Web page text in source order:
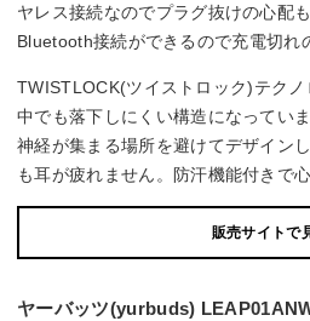
ヤレス接続なのでプラグ抜けの心配
Bluetooth接続ができるので充電切れ
TWISTLOCK(ツイストロック)テク
中でも落下しにくい構造になってい
神経が集まる場所を避けてデザイン
も耳が疲れません。防汗機能付きで
販売サイトで
ヤーバッツ(yurbuds)